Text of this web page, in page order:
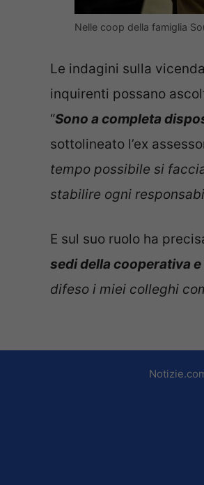
Nelle coop della famiglia
Le indagini sulla
inquirenti possano
“Sono a completa
sottolineato l’ex
tempo possibile si
stabilire ogni
E sul suo ruolo ha
sedi della cooperativa
difeso i miei colleghi